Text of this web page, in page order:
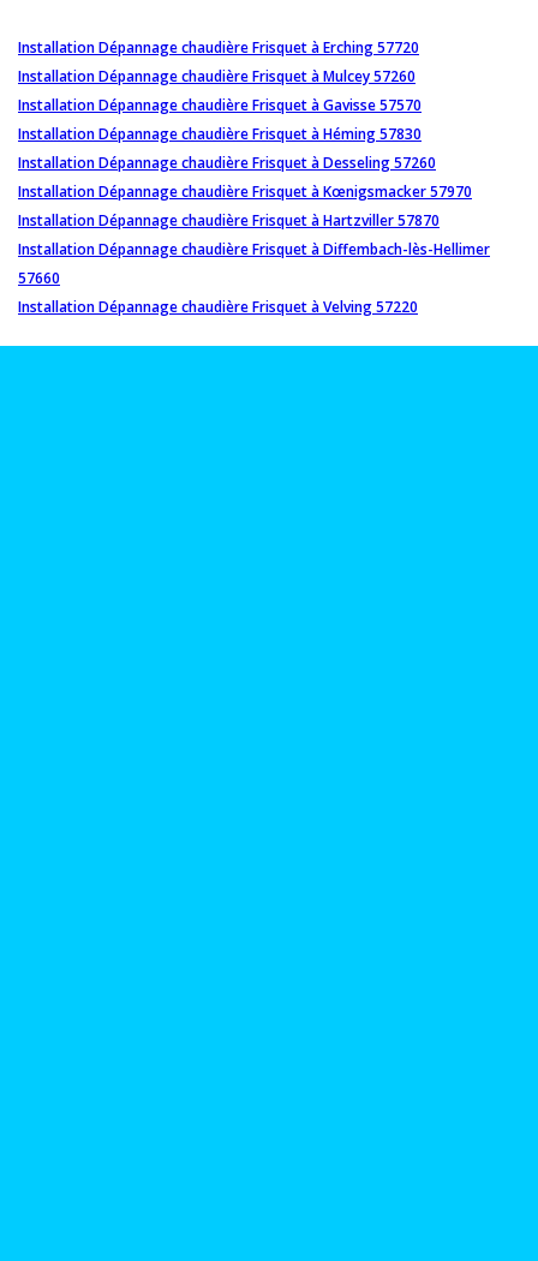
Installation Dépannage chaudière Frisquet à Erching 57720
Installation Dépannage chaudière Frisquet à Mulcey 57260
Installation Dépannage chaudière Frisquet à Gavisse 57570
Installation Dépannage chaudière Frisquet à Héming 57830
Installation Dépannage chaudière Frisquet à Desseling 57260
Installation Dépannage chaudière Frisquet à Kœnigsmacker 57970
Installation Dépannage chaudière Frisquet à Hartzviller 57870
Installation Dépannage chaudière Frisquet à Diffembach-lès-Hellimer
57660
Installation Dépannage chaudière Frisquet à Velving 57220